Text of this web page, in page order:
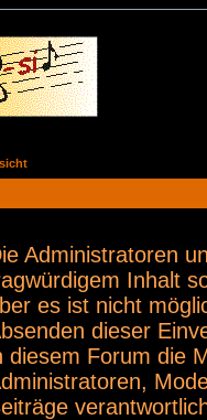
Administratoren
Inhalt
es ist nicht
dieser
diesem Forum die